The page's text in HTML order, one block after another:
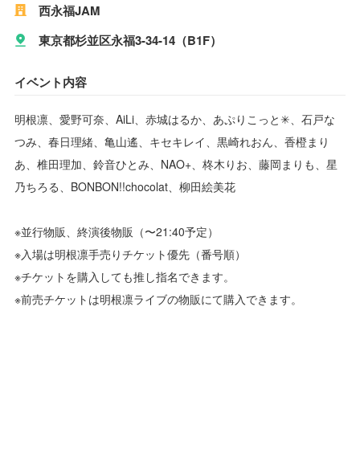
西永福JAM
東京都杉並区永福3-34-14（B1F）
イベント内容
明根凛、愛野可奈、AiLi、赤城はるか、あぷりこっと✳︎、石戸な
つみ、春日理緒、亀山遙、キセキレイ、黒崎れおん、香橙まり
あ、椎田理加、鈴音ひとみ、NAO+、柊木りお、藤岡まりも、星
乃ちろる、BONBON!!chocolat、柳田絵美花
※並行物販、終演後物販（〜21:40予定）
※入場は明根凛手売りチケット優先（番号順）
※チケットを購入しても推し指名できます。
※前売チケットは明根凛ライブの物販にて購入できます。